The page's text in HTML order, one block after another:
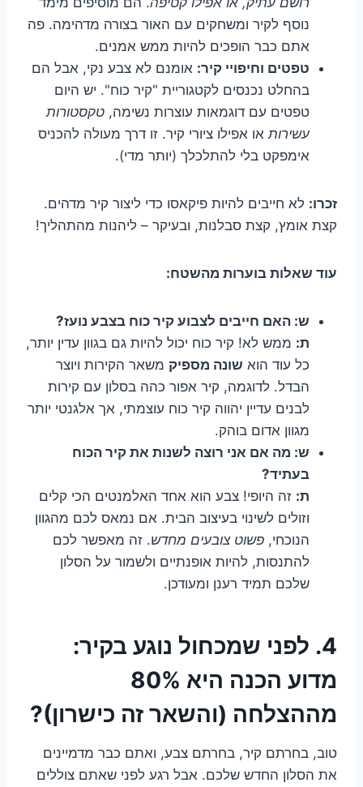
נוסף לקיר ומשחקים עם האור בצורה מדהימה. פה
אתם כבר הופכים להיות ממש אמנים.
טפטים וחיפויי קיר: אומנם לא צבע נקי, אבל הם
בהחלט נכנסים לקטגוריית "קיר כוח". יש היום
טפטים עם דוגמאות עוצרות נשימה, טקסטורות
עשירות או אפילו ציורי קיר. זו דרך מעולה להכניס
אימפקט בלי להתלכלך (יותר מדי).
זכרו: לא חייבים להיות פיקאסו כדי ליצור קיר מדהים.
קצת אומץ, קצת סבלנות, ובעיקר – ליהנות מהתהליך!
עוד שאלות בוערות מהשטח:
ש: האם חייבים לצבוע קיר כוח בצבע נועז?
ת: ממש לא! קיר כוח יכול להיות גם בגוון עדין יותר,
כל עוד הוא שונה מספיק משאר הקירות ויוצר
הבדל. לדוגמה, קיר אפור כהה בסלון עם קירות
לבנים עדיין יהווה קיר כוח עוצמתי, אך אלגנטי יותר
מגוון אדום בוהק.
ש: מה אם אני רוצה לשנות את קיר הכוח
בעתיד?
ת: זה היופי! צבע הוא אחד האלמנטים הכי קלים
וזולים לשינוי בעיצוב הבית. אם נמאס לכם מהגוון
הנוכחי, פשוט צובעים מחדש. זה מאפשר לכם
להתנסות, להיות אופנתיים ולשמור על הסלון
שלכם תמיד רענן ומעודכן.
4. לפני שמכחול נוגע בקיר:
מדוע הכנה היא 80%
מההצלחה (והשאר זה כישרון)?
טוב, בחרתם קיר, בחרתם צבע, ואתם כבר מדמיינים
את הסלון החדש שלכם. אבל רגע לפני שאתם צוללים